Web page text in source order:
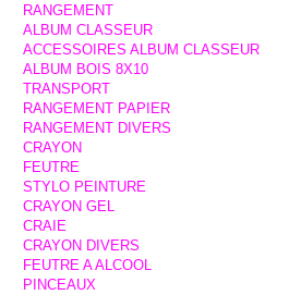
RANGEMENT
ALBUM CLASSEUR
ACCESSOIRES ALBUM CLASSEUR
ALBUM BOIS 8X10
TRANSPORT
RANGEMENT PAPIER
RANGEMENT DIVERS
CRAYON
FEUTRE
STYLO PEINTURE
CRAYON GEL
CRAIE
CRAYON DIVERS
FEUTRE A ALCOOL
PINCEAUX